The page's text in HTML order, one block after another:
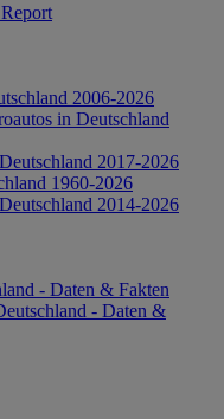
2006-2026
in Deutschland
2017-2026
1960-2026
2014-2026
- Daten & Fakten
- Daten &